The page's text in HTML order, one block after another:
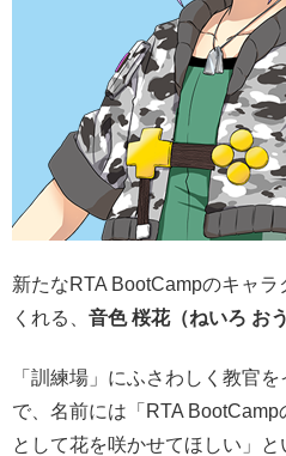
新たなRTA BootCampのキャ
くれる、 音色 桜花（ねいろ おう
「訓練場」にふさわしく教官
で、名前には「RTA
として花を咲かせてほしい」